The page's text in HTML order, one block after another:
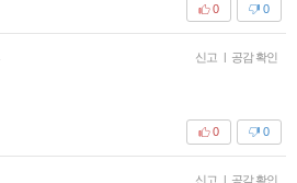
0
0
신고 | 공감 확인
0
0
신고 | 공감 확인